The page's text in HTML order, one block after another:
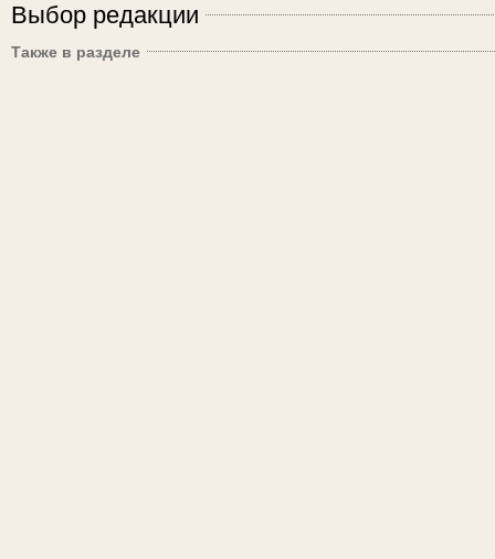
Выбор редакции
Также в разделе